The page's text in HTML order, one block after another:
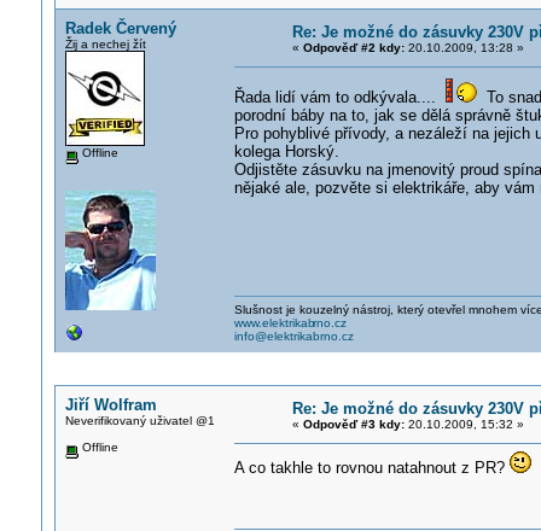
Radek Červený
Žij a nechej žít
Offline
Re: Je možné do zásuvky 230V
« Odpověď #2 kdy:20.10.2009, 13:28 »
Řada lidí vám to odkývala....
To
porodní báby na to, jak se dělá správně
Pro pohyblivé přívody, a nezáleží na
kolega Horský.
Odjistěte zásuvku na jmenovitý proud
nějaké ale, pozvěte si elektrikáře, aby
Slušnost je kouzelný nástroj, který otevřel mnohem
www.elektrikabrno.cz
info@elektrikabrno.cz
Jiří Wolfram
Neverifikovaný uživatel @1
Offline
Re: Je možné do zásuvky 230V
« Odpověď #3 kdy:20.10.2009, 15:32 »
A co takhle to rovnou natahnout z PR?